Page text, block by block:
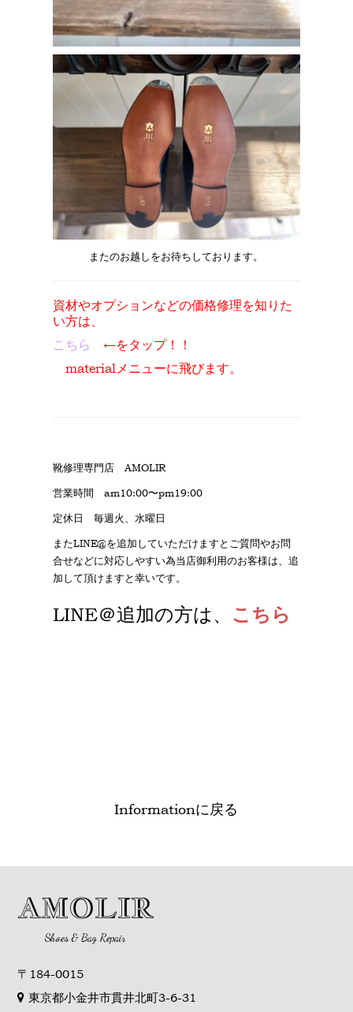
またのお越しをお待ちしております。
資材やオプションなどの価格修理を知りた
い方は、
こちら ←をタップ！！
materialメニューに飛びます。
靴修理専門店 AMOLIR
営業時間 am10:00〜pm19:00
定休日 毎週火、水曜日
またLINE@を追加していただけますとご質問やお問
合せなどに対応しやすい為当店御利用のお客様は、追
加して頂けますと幸いです。
LINE＠追加の方は、 こちら
Informationに戻る
AMOLIR
Shoes & Bag Repair
〒184-0015
東京都小金井市貫井北町3-6-31